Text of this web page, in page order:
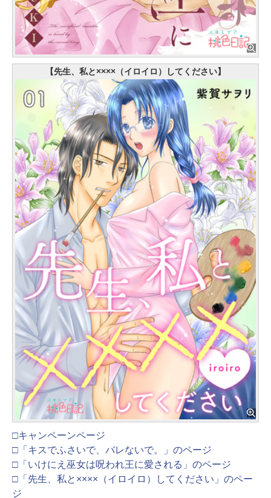
【先生、私と××××（イロイロ）してください】
□キャンペーンページ
□「キスでふさいで、バレないで。」のページ
□「いけにえ巫女は呪われ王に愛される」のページ
□「先生、私と××××（イロイロ）してください」のペー
ジ